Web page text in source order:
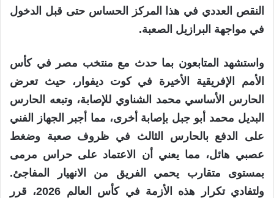
النقص العددي في هذا المركز الحساس حتى قبل الدخول
في مواجهة البرازيل الصعبة.
واستشهد المتابعون بما حدث مع منتخب مصر في كأس
الأمم الإفريقية الأخيرة في كوت ديفوار، حيث تعرض
الحارس الأساسي محمد الشناوي للإصابة، وتبعه الحارس
البديل محمد أبو جبل بإصابة أخرى، مما أجبر الجهاز الفني
على الدفع بالحارس الثالث في ظروف صعبة وضغط
عصبي هائل، مما يعني أن الاعتماد على حراس مرمى
بمستوى متقارب يحمي الفريق من الانهيار المفاجئ.
ولتفادي تكرار هذه الأزمة في كأس العالم 2026، قرر